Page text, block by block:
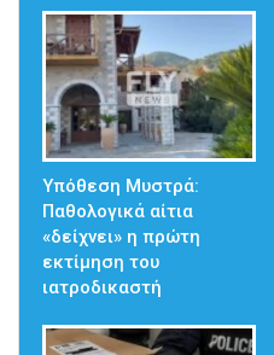
Υπόθεση Μυστρά:
Παθολογικά αίτια
«δείχνει» η πρώτη
εκτίμηση του
ιατροδικαστή